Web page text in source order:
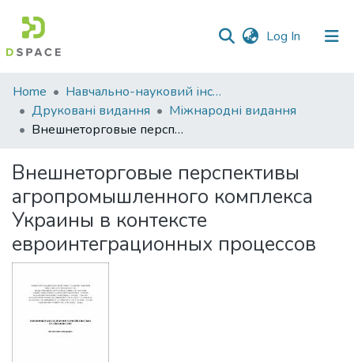
Log In (current)
Communities
&
Collections
Statistics
Home
Навчально-науковий інститут економіки, управління, права та інформаційних технологій
Друковані видання
Міжнародні видання
Внешнеторговые перспективы агропромышленного комплекса Украины в контексте евроинтеграционных процессов
Внешнеторговые перспективы
агропромышленного комплекса
Украины в контексте
евроинтеграционных процессов